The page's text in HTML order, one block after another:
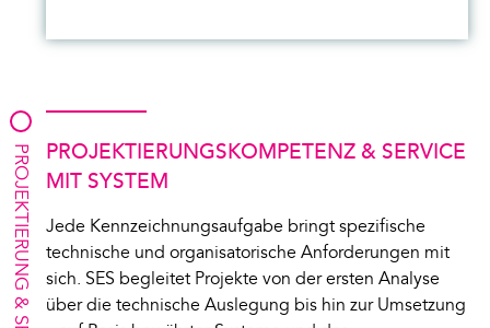
PROJEKTIERUNG & SERVICE
PROJEKTIERUNGSKOMPETENZ & SERVICE
MIT SYSTEM
Jede Kennzeichnungsaufgabe bringt spezifische
technische und organisatorische Anforderungen mit
sich. SES begleitet Projekte von der ersten Analyse
über die technische Auslegung bis hin zur Umsetzung